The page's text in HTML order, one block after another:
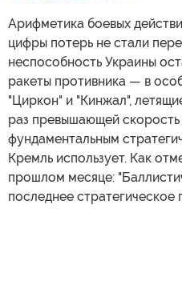
Арифметика боевых
цифры потерь не стали
неспособность Украины
ракеты противника — в
"Циркон" и "Кинжал",
раз превышающей скорость
фундаментальным
Кремль использует. Как
прошлом месяце:
последнее